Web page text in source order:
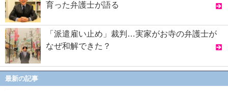
育った弁護士が語る
「派遣雇い止め」裁判…実家がお寺の弁護士が
なぜ和解できた？
最新の記事